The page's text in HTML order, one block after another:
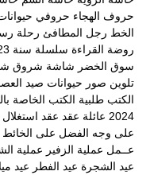
حروف الهجاء حروفي
الخط رجل المطافئ رحلة
روضة القراءة سلسلة سنة 2023
سوق الخضر شاشة شروق
تلوين صور حيوانات صيد
الكتب طلبية الكتب الخاصة
2024 عائلة عقد عقد استغلال
على وجه الفضل على الخائط
عــمل عملية الزفير عملية
عيد الشجرة عيد الفطر عيد